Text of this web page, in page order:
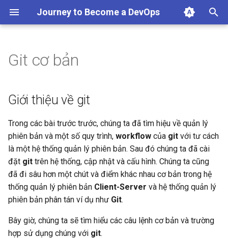
Journey to Become a DevOps
o
t
a
r
t
s
Giới thiệu về git
Trợ giúp với git
Những câu chuyện xung
quanh Git
Những thiếu sót thực tế
Hệ sinh thái git
Git Cheatsheet
Cơ bản về Git
Git cơ bản
Giới thiệu về git
Trong các bài trước trước, chúng ta đã tìm hiệu về quản lý
phiên bản và một số quy trình, workflow của git với tư cách
là một hệ thống quản lý phiên bản. Sau đó chúng ta đã cài
đặt git trên hệ thống, cập nhật và cấu hình. Chúng ta cũng
đã đi sâu hơn một chút và điểm khác nhau cơ bản trong hệ
thống quản lý phiên bản Client-Server và hệ thống quản lý
phiên bản phân tán ví dụ như Git.
Bây giờ, chúng ta sẽ tìm hiểu các câu lệnh cơ bản và trường
hợp sử dụng chúng với git.